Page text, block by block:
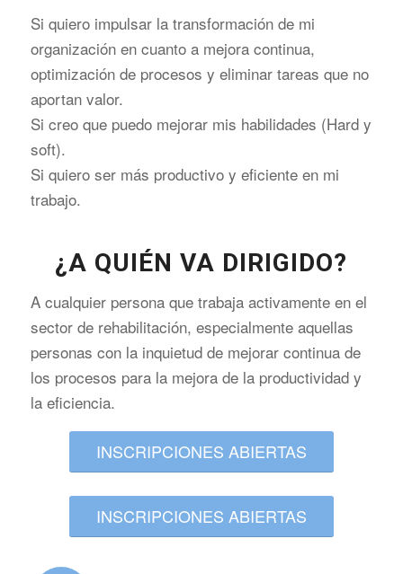
Si quiero impulsar la transformación de mi
organización en cuanto a mejora continua,
optimización de procesos y eliminar tareas que no
aportan valor.
Si creo que puedo mejorar mis habilidades (Hard y
soft).
Si quiero ser más productivo y eficiente en mi
trabajo.
¿A QUIÉN VA DIRIGIDO?
A cualquier persona que trabaja activamente en el
sector de rehabilitación, especialmente aquellas
personas con la inquietud de mejorar continua de
los procesos para la mejora de la productividad y
la eficiencia.
INSCRIPCIONES ABIERTAS
INSCRIPCIONES ABIERTAS